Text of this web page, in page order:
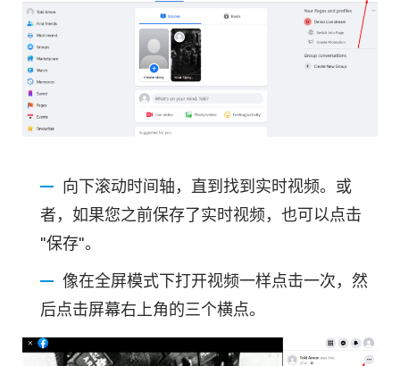
向下滚动时间轴，直到找到实时视频。或
者，如果您之前保存了实时视频，也可以点击
"保存"。
像在全屏模式下打开视频一样点击一次，然
后点击屏幕右上角的三个横点。